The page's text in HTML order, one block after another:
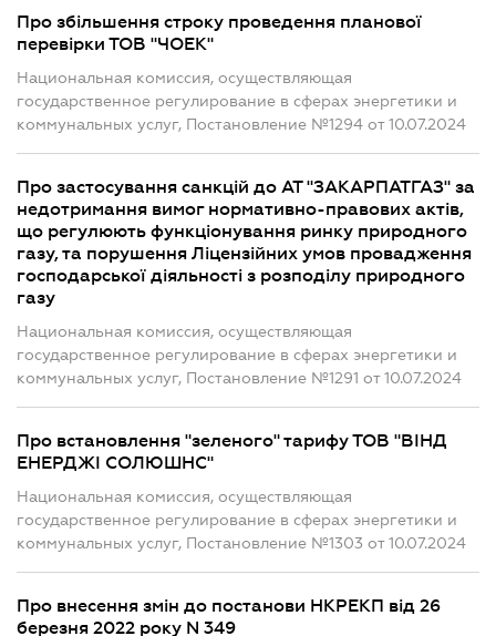
Про збільшення строку проведення планової
перевірки ТОВ "ЧОЕК"
Национальная комиссия, осуществляющая
государственное регулирование в сферах энергетики и
коммунальных услуг, Постановление №1294 от 10.07.2024
Про застосування санкцій до АТ "ЗАКАРПАТГАЗ" за
недотримання вимог нормативно-правових актів,
що регулюють функціонування ринку природного
газу, та порушення Ліцензійних умов провадження
господарської діяльності з розподілу природного
газу
Национальная комиссия, осуществляющая
государственное регулирование в сферах энергетики и
коммунальных услуг, Постановление №1291 от 10.07.2024
Про встановлення "зеленого" тарифу ТОВ "ВІНД
ЕНЕРДЖІ СОЛЮШНС"
Национальная комиссия, осуществляющая
государственное регулирование в сферах энергетики и
коммунальных услуг, Постановление №1303 от 10.07.2024
Про внесення змін до постанови НКРЕКП від 26
березня 2022 року N 349